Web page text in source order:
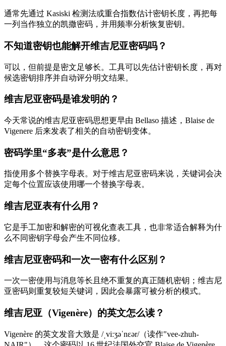
通常先通过 Kasiski 检测法或重合指数估计密钥长度，再把每
一列当作独立的凯撒密码，并用频率分析恢复密钥。
不知道密钥也能解开维吉尼亚密码吗？
可以，但前提是密文足够长。工具可以先估计密钥长度，再对
候选密钥排序并自动评分明文结果。
维吉尼亚密码是谁发明的？
今天常说的维吉尼亚密码思想更早由 Bellaso 描述，Blaise de
Vigenere 后来发表了相关的自动密钥变体。
密码学里“多表”是什么意思？
指使用多个替换字母表。对于维吉尼亚密码来说，关键词会决
定每个位置应该使用哪一个替换字母表。
维吉尼亚表有什么用？
它是手工加密和解密的可视化查表工具，也非常适合解释为什
么不同密钥字母会产生不同位移。
维吉尼亚密码和一次一密有什么区别？
一次一密使用与消息等长且绝不重复的真正随机密钥；维吉尼
亚密码则重复较短关键词，因此会暴露可被分析的模式。
维吉尼亚（Vigenère）的英文怎么读？
Vigenère 的英文发音大致是 /ˌviːʒəˈnɛər/（读作"vee-zhuh-